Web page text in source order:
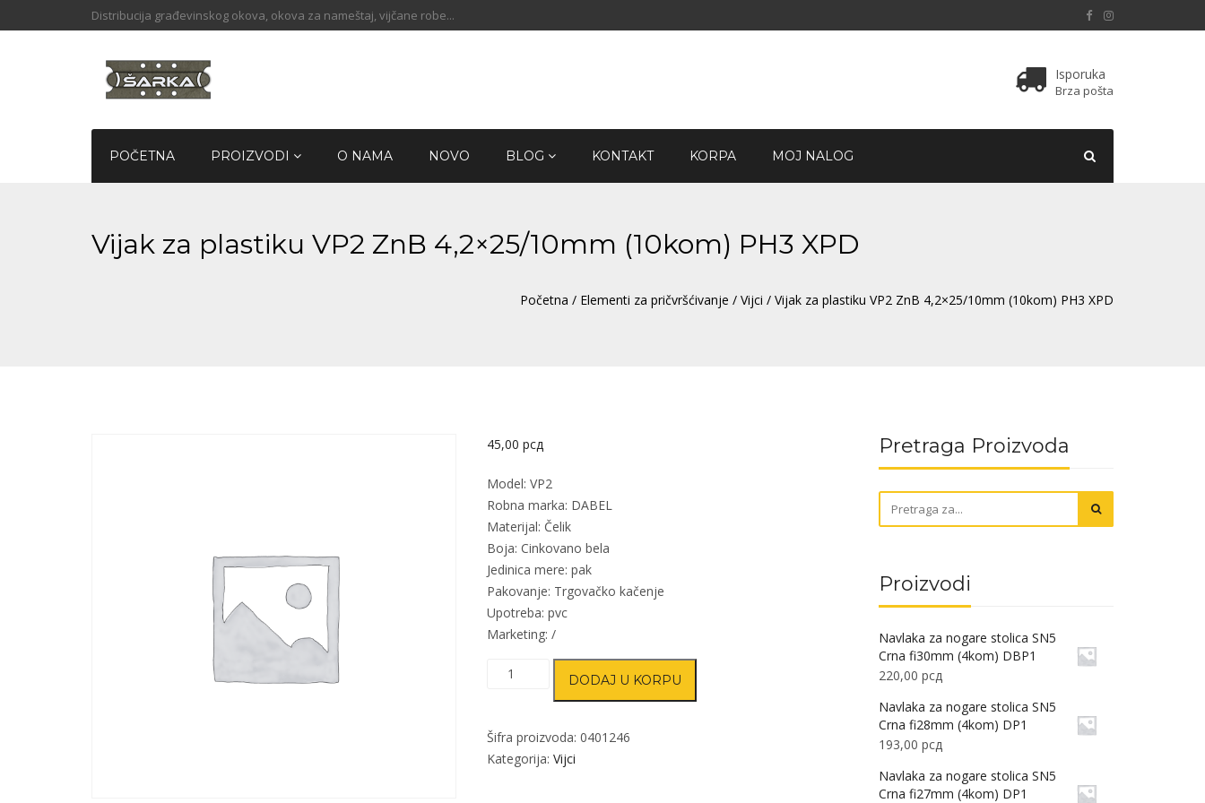
Distribucija građevinskog okova, okova za nameštaj, vijčane robe...
Isporuka
Brza pošta
POČETNA PROIZVODI O NAMA NOVO BLOG KONTAKT KORPA MOJ NALOG
Vijak za plastiku VP2 ZnB 4,2×25/10mm (10kom) PH3 XPD
Početna / Elementi za pričvršćivanje / Vijci / Vijak za plastiku VP2 ZnB 4,2×25/10mm (10kom) PH3 XPD
45,00 рсд
Model: VP2
Robna marka: DABEL
Materijal: Čelik
Boja: Cinkovano bela
Jedinica mere: pak
Pakovanje: Trgovačko kačenje
Upotreba: pvc
Marketing: /
Vijak
VP2
ZnB
DODAJ U KORPU
Šifra proizvoda: 0401246
Kategorija: Vijci
Pretraga Proizvoda
Proizvodi
Navlaka za nogare stolica SN5
Crna fi30mm (4kom) DBP1
220,00 рсд
Navlaka za nogare stolica SN5
Crna fi28mm (4kom) DP1
193,00 рсд
Navlaka za nogare stolica SN5
Crna fi27mm (4kom) DP1